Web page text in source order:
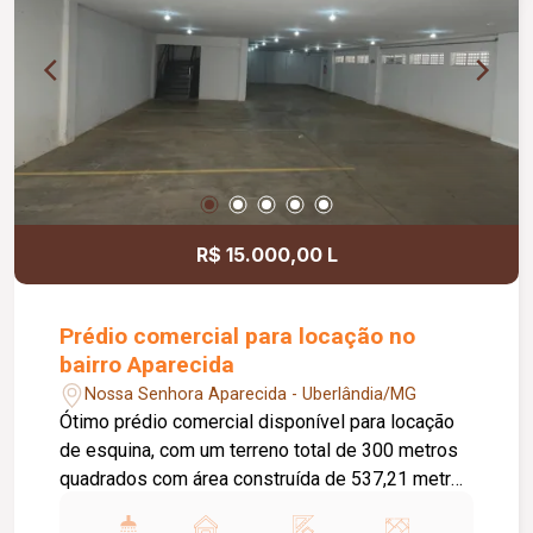
R$ 15.000,00 L
Prédio comercial para locação no
bairro Aparecida
Nossa Senhora Aparecida - Uberlândia/MG
Ótimo prédio comercial disponível para locação
de esquina, com um terreno total de 300 metros
quadrados com área construída de 537,21 metros